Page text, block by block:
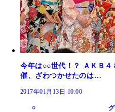
今年は○○世代！？ ＡＫＢ４
催、ざわつかせたのは…
2017年01月13日 10:00